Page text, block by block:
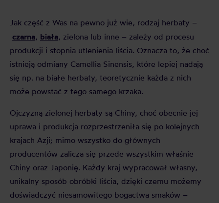
Jak część z Was na pewno już wie, rodzaj herbaty –
czarna, biała, zielona lub inne – zależy od procesu
produkcji i stopnia utlenienia liścia. Oznacza to, że choć
istnieją odmiany Camellia Sinensis, które lepiej nadają
się np. na białe herbaty, teoretycznie każda z nich
może powstać z tego samego krzaka.
Ojczyzną zielonej herbaty są Chiny, choć obecnie jej
uprawa i produkcja rozprzestrzeniła się po kolejnych
krajach Azji; mimo wszystko do głównych
producentów zalicza się przede wszystkim właśnie
Chiny oraz Japonię. Każdy kraj wypracował własny,
unikalny sposób obróbki liścia, dzięki czemu możemy
doświadczyć niesamowitego bogactwa smaków –